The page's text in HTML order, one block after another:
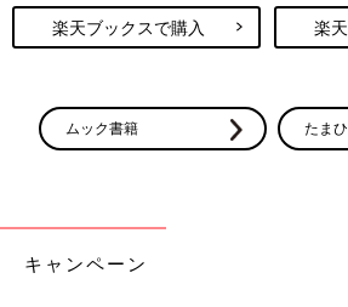
yuuさんがIKEAで購入したのは掛け時計
ールドの組み合わせが上品で素敵ですよ
楽天ブックスで購入 楽
ムック書籍 たま
キャンペーン